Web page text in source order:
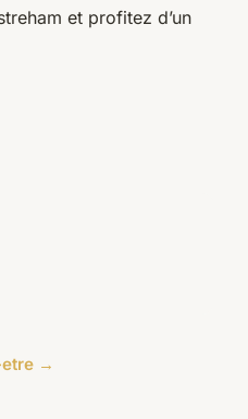
et profitez d’un
etre →